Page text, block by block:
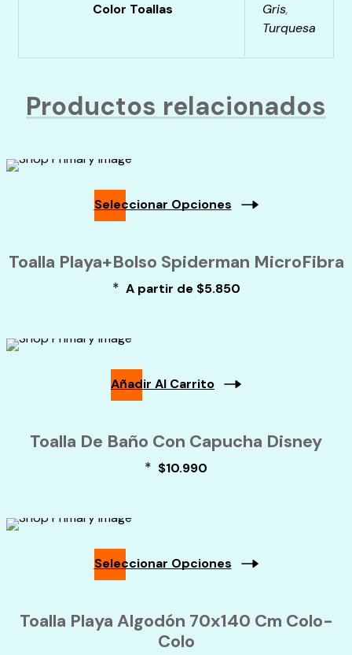
Color Toallas
Gris,
Turquesa
Productos relacionados
Seleccionar Opciones
Toalla Playa+Bolso Spiderman MicroFibra
* A partir de $5.850
Añadir Al Carrito
Toalla De Baño Con Capucha Disney
* $10.990
Seleccionar Opciones
Toalla Playa Algodón 70x140 Cm Colo-
Colo